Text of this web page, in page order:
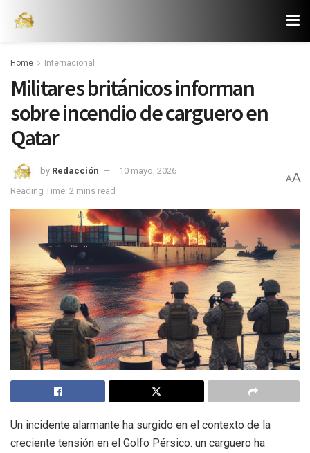
Home Internacional
Militares británicos informan
sobre incendio de carguero en
Qatar
by Redacción
10 mayo, 2026
Reading Time: 2 mins read
AA
Un incidente alarmante ha surgido en el contexto de la
creciente tensión en el Golfo Pérsico: un carguero ha